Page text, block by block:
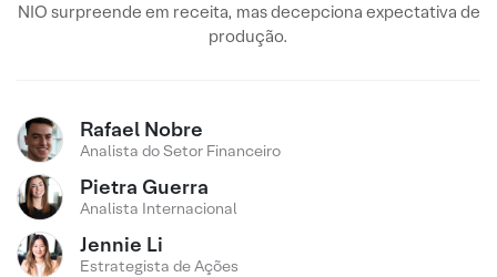
NIO surpreende em receita, mas decepciona expectativa de
produção.
Rafael Nobre
Analista do Setor Financeiro
Pietra Guerra
Analista Internacional
Jennie Li
Estrategista de Ações